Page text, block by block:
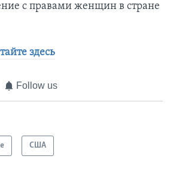
с правами женщин в стране
здесь
Follow us
США